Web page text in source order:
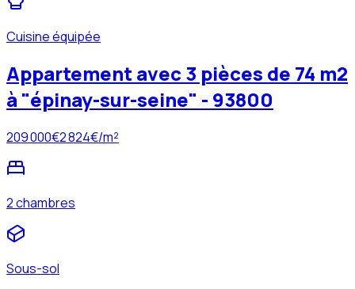
Cuisine équipée
Appartement avec 3 pièces de 74 m2
à "épinay-sur-seine" - 93800
209 000€2 824€/m²
2 chambres
Sous-sol